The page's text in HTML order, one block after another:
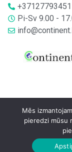
+37127793451
Pi-Sv 9.00 -
Sākumlapa
Mēs
pieredzi mūsu